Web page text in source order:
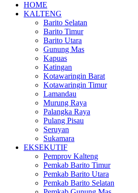
HOME
KALTENG
Barito Selatan
Barito Timur
Barito Utara
Gunung Mas
Kapuas
Katingan
Kotawaringin Barat
Kotawaringin Timur
Lamandau
Murung Raya
Palangka Raya
Pulang Pisau
Seruyan
Sukamara
EKSEKUTIF
Pemprov Kalteng
Pemkab Barito Timur
Pemkab Barito Utara
Pemkab Barito Selatan